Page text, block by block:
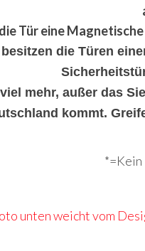
Tür eine
besitzen die Türen
mehr, außer das
kommt.
unten weicht vom